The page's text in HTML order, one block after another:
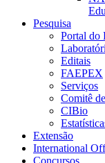
Pesquisa
Portal do
Editais
FAEPEX
Serviços
Comitê
CIBio
Extensão
International
Concursos